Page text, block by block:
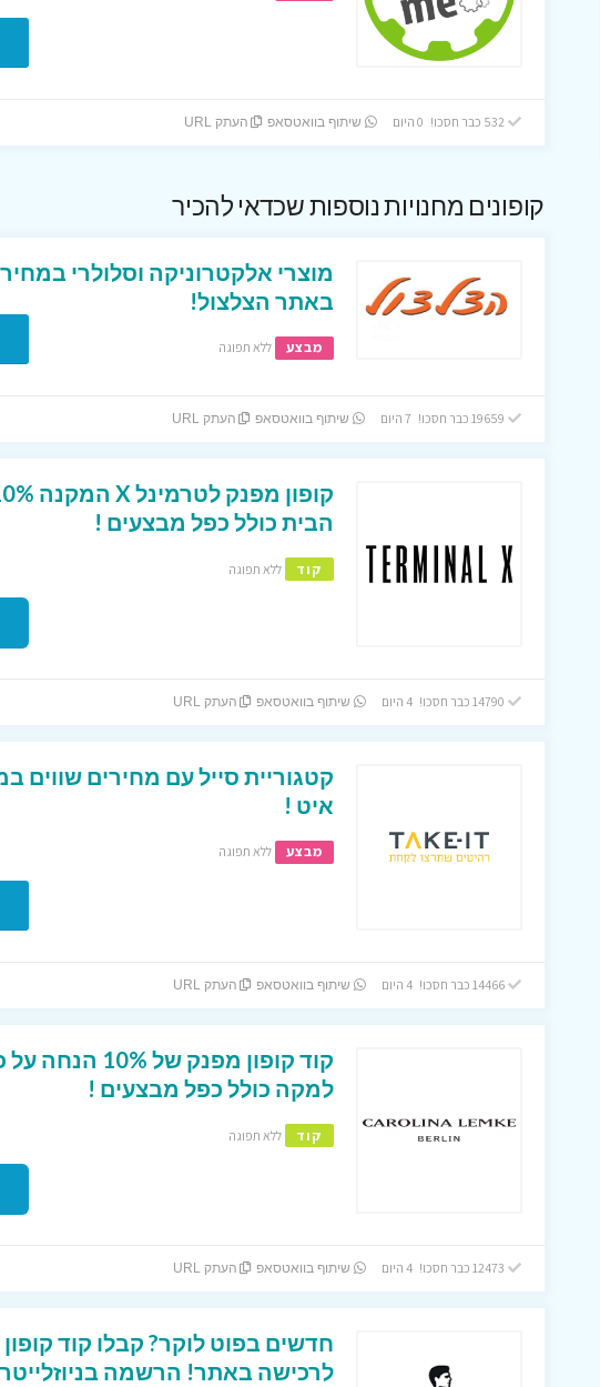
532 כבר חסכו! 0 היום שיתוף בוואטסאפ העתק URL
קופונים מחנויות נוספות שכדאי להכיר
מוצרי אלקטרוניקה וסלולרי
באתר הצלצול!
מבצע ללא תפוגה
שיתוף בוואטסאפ העתק URL
הבית כולל כפל מבצעים !
קוד ללא תפוגה
שיתוף בוואטסאפ העתק URL
קטגוריית סייל עם מחירים שווים
איט !
מבצע ללא תפוגה
14466 כבר חסכו! 4 היום שיתוף בוואטסאפ העתק URL
קוד קופון מפנק
למקה כולל כפל מבצעים !
קוד ללא תפוגה
שיתוף בוואטסאפ העתק URL
לרכישה באתר! הרשמה בניוזלייטר